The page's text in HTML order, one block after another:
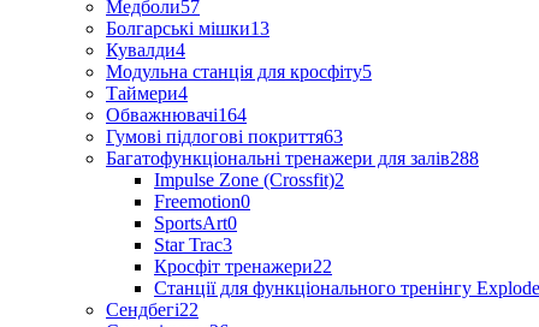
Медболи57
Болгарські мішки13
Кувалди4
Модульна станція для кросфіту5
Таймери4
Обважнювачі164
Гумові підлогові покриття63
Багатофункціональні тренажери для залів288
Impulse Zone (Crossfit)2
Freemotion0
SportsArt0
Star Trac3
Кросфіт тренажери22
Станції для функціонального тренінгу Explode
Сендбегі22